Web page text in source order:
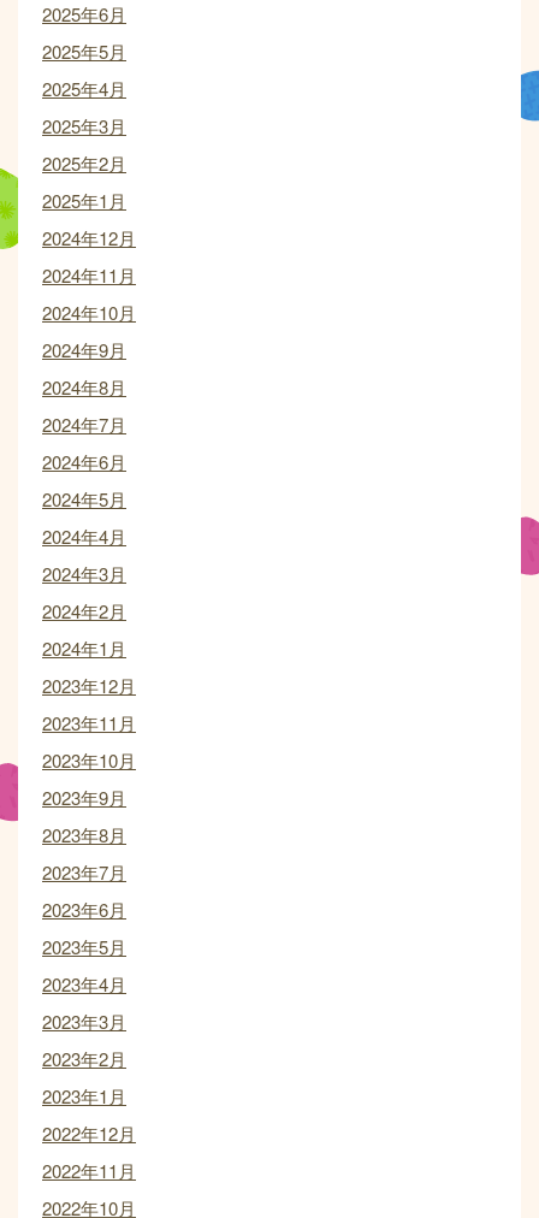
2025年6月
2025年5月
2025年4月
2025年3月
2025年2月
2025年1月
2024年12月
2024年11月
2024年10月
2024年9月
2024年8月
2024年7月
2024年6月
2024年5月
2024年4月
2024年3月
2024年2月
2024年1月
2023年12月
2023年11月
2023年10月
2023年9月
2023年8月
2023年7月
2023年6月
2023年5月
2023年4月
2023年3月
2023年2月
2023年1月
2022年12月
2022年11月
2022年10月